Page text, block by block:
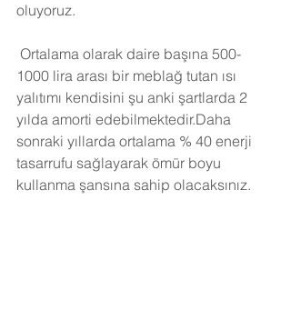
oluyoruz.
Ortalama olarak daire başına 500-
1000 lira arası bir meblağ tutan ısı
yalıtımı kendisini şu anki şartlarda 2
yılda amorti edebilmektedir.Daha
sonraki yıllarda ortalama % 40 enerji
tasarrufu sağlayarak ömür boyu
kullanma şansına sahip olacaksınız.